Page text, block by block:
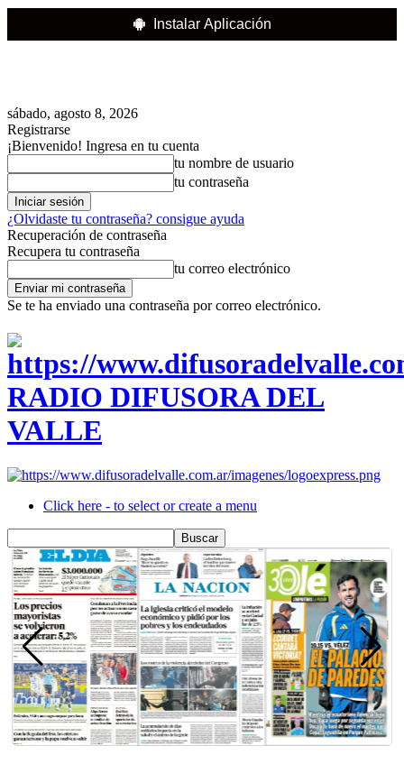
Instalar Aplicación
sábado, agosto 8, 2026
Registrarse
¡Bienvenido! Ingresa en tu cuenta
tu nombre de usuario
tu contraseña
¿Olvidaste tu contraseña? consigue ayuda
Recuperación de contraseña
Recupera tu contraseña
tu correo electrónico
Se te ha enviado una contraseña por correo electrónico.
RADIO DIFUSORA DEL
VALLE
Click here - to select or create a menu